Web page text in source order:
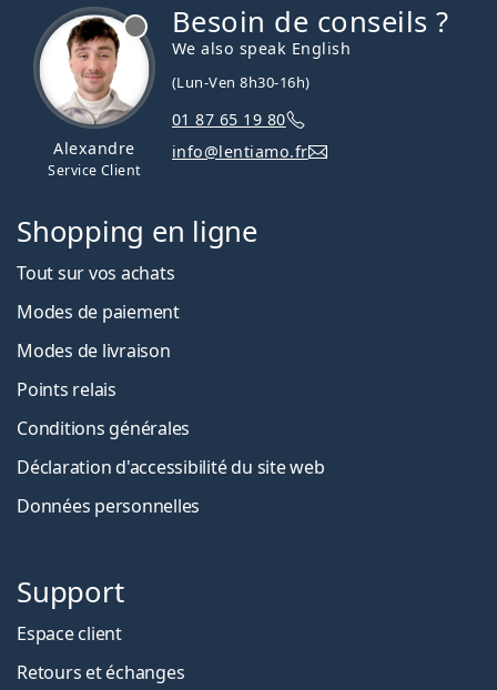
Alexandre
Service Client
Besoin de conseils ?
We also speak English
(Lun-Ven 8h30-16h)
01 87 65 19 80
info@lentiamo.fr
Shopping en ligne
Tout sur vos achats
Modes de paiement
Modes de livraison
Points relais
Conditions générales
Déclaration d'accessibilité du site web
Données personnelles
Support
Espace client
Retours et échanges